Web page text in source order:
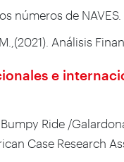
números de
Análisis
e
Bumpy Ride /
Case Research